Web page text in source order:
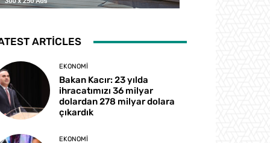
ARTICLES
EKONOMI
Bakan Kacır: 23 yılda
ihracatımızı 36 milyar
dolardan 278 milyar dolara
çıkardık
EKONOMI